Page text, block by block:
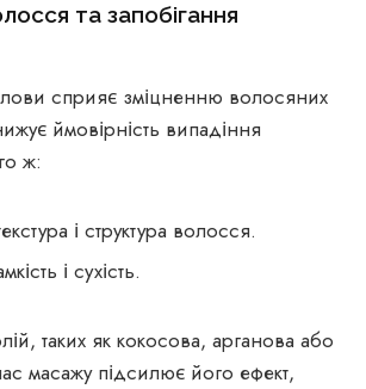
та запобігання
сприяє зміцненню волосяних
ймовірність випадіння
ж:
і структура волосся.
і сухість.
таких як кокосова, арганова або
масажу підсилює його ефект,